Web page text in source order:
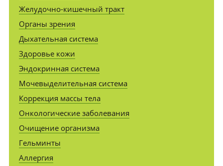
Желудочно-кишечный тракт
Органы зрения
Дыхательная система
Здоровье кожи
Эндокринная система
Мочевыделительная система
Коррекция массы тела
Онкологические заболевания
Очищение организма
Гельминты
Аллергия